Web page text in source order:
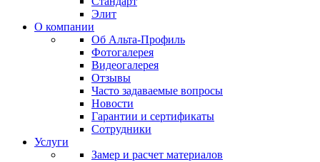
Элит
О компании
Об Альта-Профиль
Фотогалерея
Видеогалерея
Отзывы
Часто задаваемые вопросы
Новости
Гарантии и сертификаты
Сотрудники
Услуги
Замер и расчет материалов